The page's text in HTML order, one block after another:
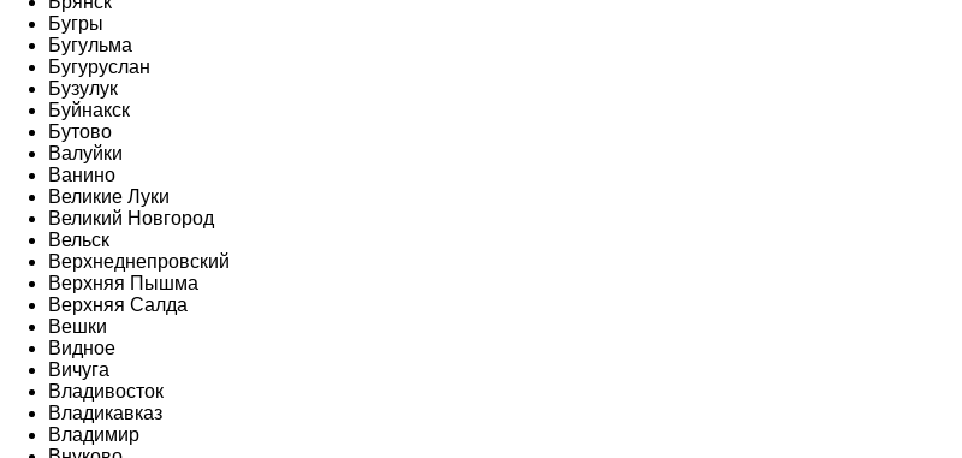
Бугры
Бугульма
Бугуруслан
Бузулук
Буйнакск
Бутово
Валуйки
Ванино
Великие Луки
Великий Новгород
Вельск
Верхнеднепровский
Верхняя Пышма
Верхняя Салда
Вешки
Видное
Вичуга
Владивосток
Владикавказ
Владимир